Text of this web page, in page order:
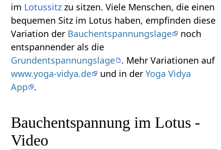
im Lotussitz zu sitzen. Viele Menschen, die einen
bequemen Sitz im Lotus haben, empfinden diese
Variation der Bauchentspannungslage
noch
entspannender als die
Grundentspannungslage . Mehr Variationen auf
www.yoga-vidya.de
und in derYoga Vidya
App
.
Bauchentspannung im Lotus -
Video